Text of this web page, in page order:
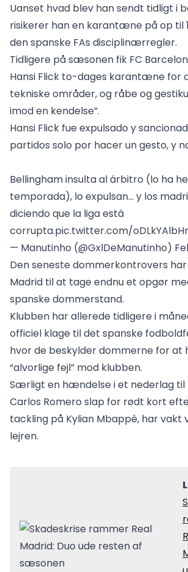
Uanset hvad blev han sendt tidligt i
risikerer han en karantæne på op til
den spanske FAs disciplinærregler.
Tidligere på sæsonen fik FC
Hansi Flick to-dages karantæne for
tekniske områder, og råbe og
imod en kendelse”.
Hansi Flick fue expulsado y
partidos solo por hacer un gesto, y
Bellingham insulta al árbitro (lo ha
temporada), lo expulsan… y los
diciendo que la liga está
corrupta.pic.twitter.com/
— Manutinho (@GxlDeManutinho)
Den seneste dommerkontrovers
Madrid til at tage endnu et opgør
spanske dommerstand.
Klubben har allerede tidligere i
officiel klage til det spanske
hvor de beskylder dommerne for at
“alvorlige fejl” mod klubben.
Særligt en hændelse i et nederlag til
Carlos Romero slap for rødt kort
tackling på Kylian Mbappé, har vakt
lejren.